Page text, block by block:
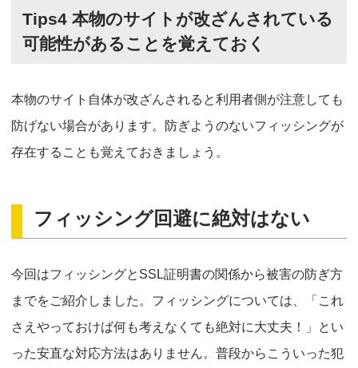
Tips4 本物のサイトが改ざんされている
可能性があることを覚えておく
本物のサイト自体が改ざんされると利用者側が注意しても
防げない場合があります。防ぎようのないフィッシングが
存在することも覚えておきましょう。
フィッシング回避に絶対はない
今回はフィッシングとSSL証明書の関係から被害の防ぎ方
までをご紹介しました。フィッシングについては、「これ
さえやっておけば何も考えなくても絶対に大丈夫！」とい
った安直な対応方法はありません。普段からこういった犯